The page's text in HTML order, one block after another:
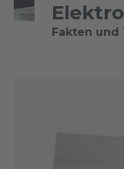
Fakten